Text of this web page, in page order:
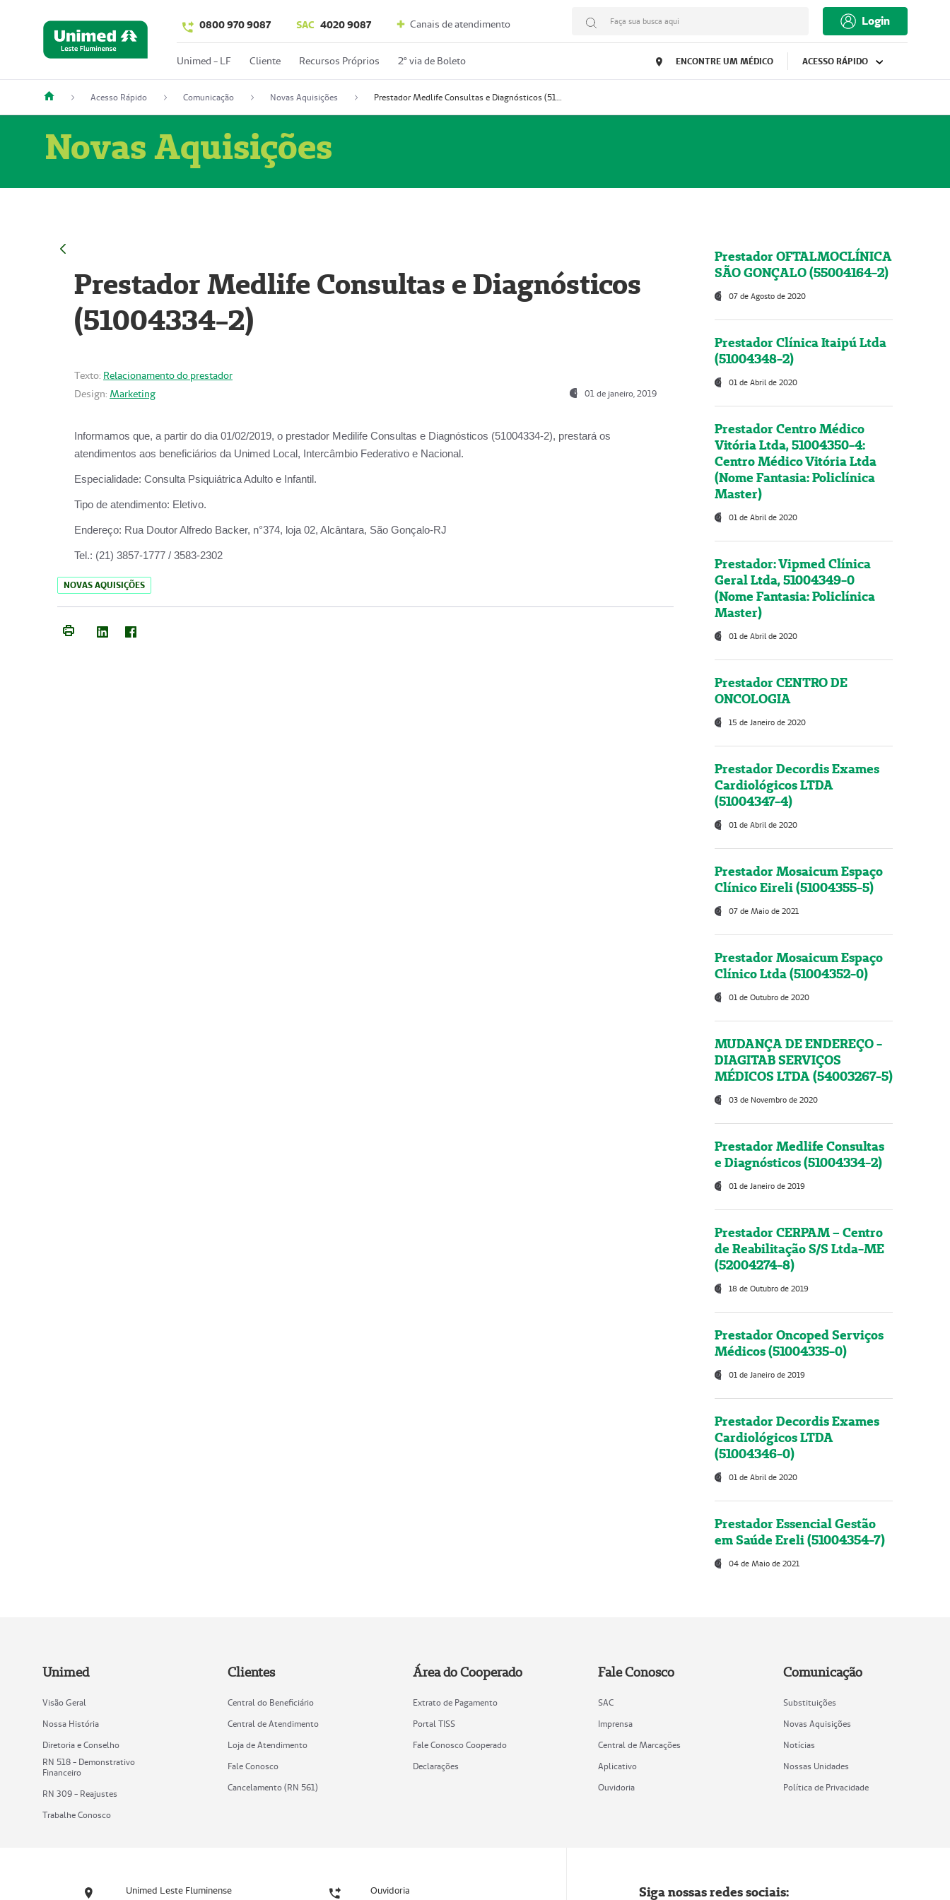
0800 970 9087 SAC 4020 9087 Canais de atendimento Faça sua busca aqui Login
Unimed - LF Cliente Recursos Próprios 2º via de Boleto ENCONTRE UM MÉDICO ACESSO RÁPIDO
Acesso Rápido Comunicação Novas Aquisições Prestador Medlife Consultas e Diagnósticos (51004334-2)
Novas Aquisições
Prestador Medlife Consultas e Diagnósticos
(51004334-2)
Texto: Relacionamento do prestador
Design: Marketing 01 de janeiro, 2019
Informamos que, a partir do dia 01/02/2019, o prestador Medilife Consultas e Diagnósticos (51004334-2), prestará os
atendimentos aos beneficiários da Unimed Local, Intercâmbio Federativo e Nacional.
Especialidade: Consulta Psiquiátrica Adulto e Infantil.
Tipo de atendimento: Eletivo.
Endereço: Rua Doutor Alfredo Backer, n°374, loja 02, Alcântara, São Gonçalo-RJ
Tel.: (21) 3857-1777 / 3583-2302
NOVAS AQUISIÇÕES
Prestador OFTALMOCLÍNICA
SÃO GONÇALO (55004164-2)
07 de Agosto de 2020
Prestador Clínica Itaipú Ltda
(51004348-2)
01 de Abril de 2020
Prestador Centro Médico
Vitória Ltda, 51004350-4:
Centro Médico Vitória Ltda
(Nome Fantasia: Policlínica
Master)
01 de Abril de 2020
Prestador: Vipmed Clínica
Geral Ltda, 51004349-0
(Nome Fantasia: Policlínica
Master)
01 de Abril de 2020
Prestador CENTRO DE
ONCOLOGIA
15 de Janeiro de 2020
Prestador Decordis Exames
Cardiológicos LTDA
(51004347-4)
01 de Abril de 2020
Prestador Mosaicum Espaço
Clínico Eireli (51004355-5)
07 de Maio de 2021
Prestador Mosaicum Espaço
Clínico Ltda (51004352-0)
01 de Outubro de 2020
MUDANÇA DE ENDEREÇO -
DIAGITAB SERVIÇOS
MÉDICOS LTDA (54003267-5)
03 de Novembro de 2020
Prestador Medlife Consultas
e Diagnósticos (51004334-2)
01 de Janeiro de 2019
Prestador CERPAM – Centro
de Reabilitação S/S Ltda-ME
(52004274-8)
18 de Outubro de 2019
Prestador Oncoped Serviços
Médicos (51004335-0)
01 de Janeiro de 2019
Prestador Decordis Exames
Cardiológicos LTDA
(51004346-0)
01 de Abril de 2020
Prestador Essencial Gestão
em Saúde Ereli (51004354-7)
04 de Maio de 2021
Unimed
Visão Geral
Nossa História
Diretoria e Conselho
RN 518 - Demonstrativo
Financeiro
RN 309 - Reajustes
Trabalhe Conosco
Clientes
Central do Beneficiário
Central de Atendimento
Loja de Atendimento
Fale Conosco
Cancelamento (RN 561)
Área do Cooperado
Extrato de Pagamento
Portal TISS
Fale Conosco Cooperado
Declarações
Fale Conosco
SAC
Imprensa
Central de Marcações
Aplicativo
Ouvidoria
Comunicação
Substituições
Novas Aquisições
Notícias
Nossas Unidades
Política de Privacidade
Unimed Leste Fluminense Ouvidoria Siga nossas redes sociais: